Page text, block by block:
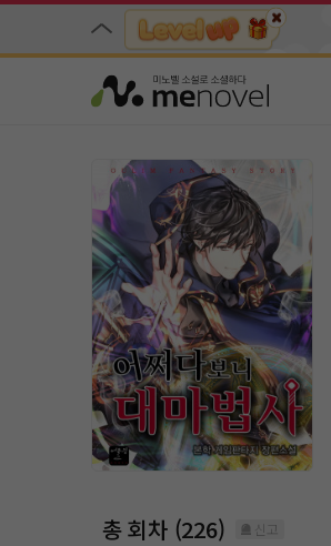
총 회차 (226) 신고